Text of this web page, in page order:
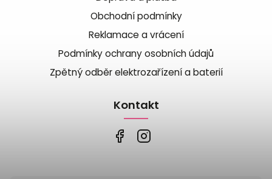
Obchodní podmínky
Reklamace a vrácení
Podmínky ochrany osobních údajů
Zpětný odběr elektrozařízení a baterií
Kontakt